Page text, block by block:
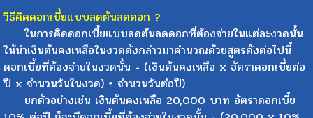
วิธีคิดดอกเบี้ยแบบลดต้นลดดอก ?
ในการคิดดอกเบี้ยแบบลดต้นลดดอกที่ต้องจ่ายในแต่ละงวดนั้น
ให้นำเงินต้นคงเหลือในงวดดังกล่าวมาคำนวณด้วยสูตรดังต่อไปนี้
ดอกเบี้ยที่ต้องจ่ายในงวดนั้น = (เงินต้นคงเหลือ x อัตราดอกเบี้ยต่อ
ปี x จำนวนวันในงวด) ÷ จำนวนวันต่อปี)
ยกตัวอย่างเช่น เงินต้นคงเหลือ 20,000 บาท อัตราดอกเบี้ย